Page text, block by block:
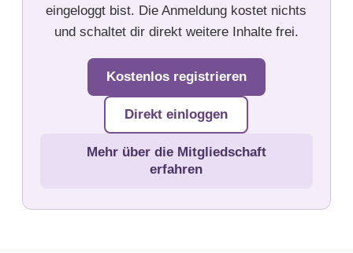
eingeloggt bist. Die Anmeldung kostet nichts
und schaltet dir direkt weitere Inhalte frei.
Kostenlos registrieren
Direkt einloggen
Mehr über die Mitgliedschaft
erfahren